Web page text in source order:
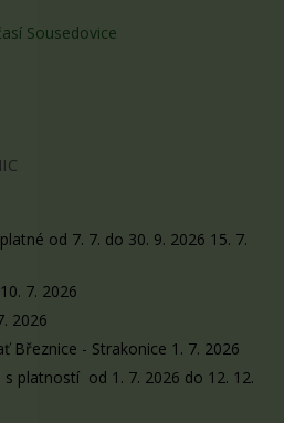
od 7. 7. do 30. 9. 2026 15. 7.
10. 7. 2026
2026
Březnice - Strakonice 1. 7. 2026
platností od 1. 7. 2026 do 12. 12.